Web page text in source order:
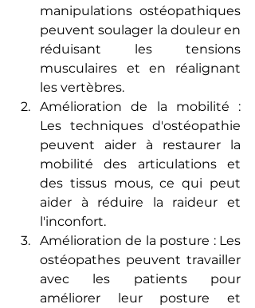
manipulations ostéopathiques
peuvent soulager la douleur en
réduisant les tensions
musculaires et en réalignant
les vertèbres.
Amélioration de la mobilité :
Les techniques d'ostéopathie
peuvent aider à restaurer la
mobilité des articulations et
des tissus mous, ce qui peut
aider à réduire la raideur et
l'inconfort.
Amélioration de la posture : Les
ostéopathes peuvent travailler
avec les patients pour
améliorer leur posture et